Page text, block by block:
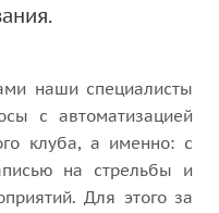
наши специалисты
с автоматизацией
клуба, а именно: с
на стрельбы и
Для этого за